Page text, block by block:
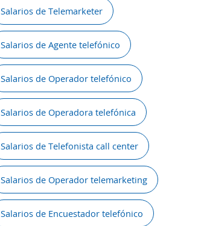
Salarios de Telemarketer
Salarios de Agente telefónico
Salarios de Operador telefónico
Salarios de Operadora telefónica
Salarios de Telefonista call center
Salarios de Operador telemarketing
Salarios de Encuestador telefónico